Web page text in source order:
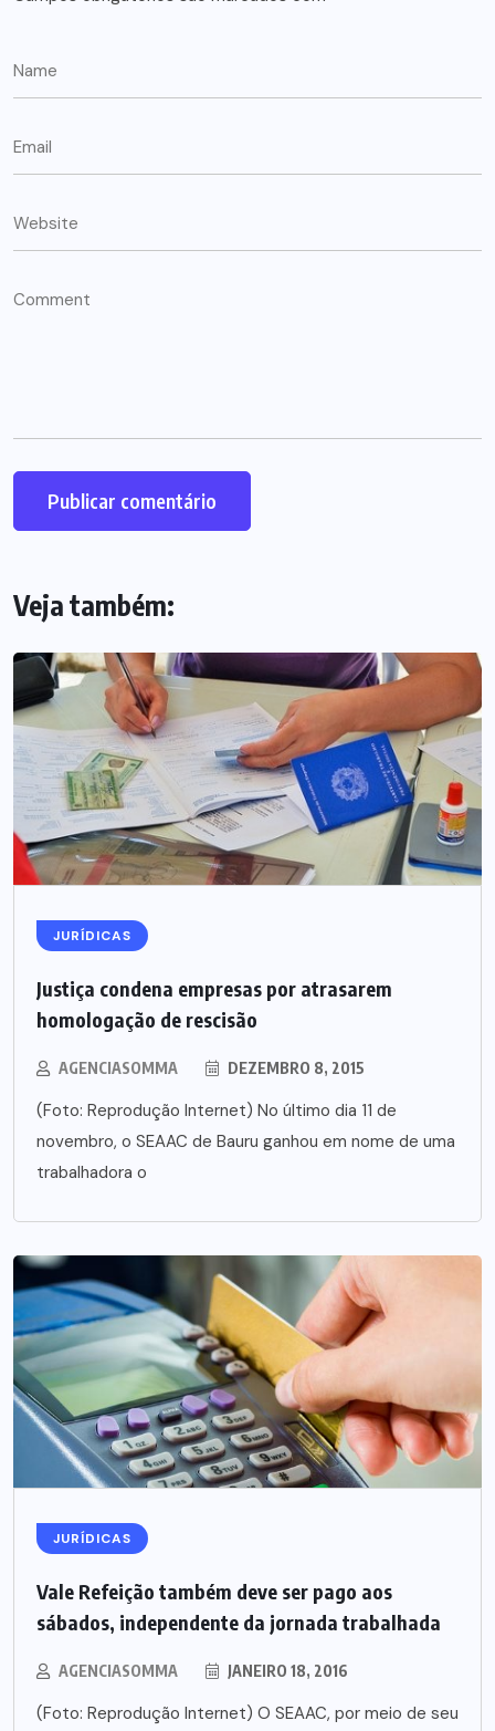
Veja também:
JURÍDICAS
Justiça condena empresas por atrasarem
homologação de rescisão
AGENCIASOMMA DEZEMBRO 8, 2015
(Foto: Reprodução Internet) No último dia 11 de
novembro, o SEAAC de Bauru ganhou em nome de uma
trabalhadora o
JURÍDICAS
Vale Refeição também deve ser pago aos
sábados, independente da jornada trabalhada
AGENCIASOMMA JANEIRO 18, 2016
(Foto: Reprodução Internet) O SEAAC, por meio de seu